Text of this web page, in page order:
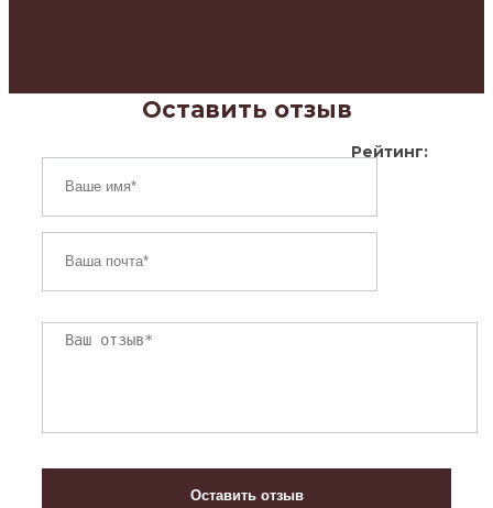
Оставить отзыв
Рейтинг: